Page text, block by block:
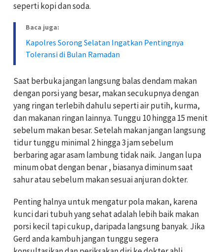
seperti kopi dan soda.
Baca juga:
Kapolres Sorong Selatan Ingatkan Pentingnya
Toleransi di Bulan Ramadan
Saat berbuka jangan langsung balas dendam makan
dengan porsi yang besar, makan secukupnya dengan
yang ringan terlebih dahulu seperti air putih, kurma,
dan makanan ringan lainnya. Tunggu 10 hingga 15 menit
sebelum makan besar. Setelah makan jangan langsung
tidur tunggu minimal 2 hingga 3 jam sebelum
berbaring agar asam lambung tidak naik. Jangan lupa
minum obat dengan benar , biasanya diminum saat
sahur atau sebelum makan sesuai anjuran dokter.
Penting halnya untuk mengatur pola makan, karena
kunci dari tubuh yang sehat adalah lebih baik makan
porsi kecil tapi cukup, daripada langsung banyak. Jika
Gerd anda kambuh jangan tunggu segera